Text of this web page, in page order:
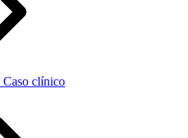
Caso clínico